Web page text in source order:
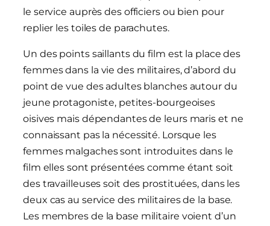
le service auprès des officiers ou bien pour
replier les toiles de parachutes.
Un des points saillants du film est la place des
femmes dans la vie des militaires, d’abord du
point de vue des adultes blanches autour du
jeune protagoniste, petites-bourgeoises
oisives mais dépendantes de leurs maris et ne
connaissant pas la nécessité. Lorsque les
femmes malgaches sont introduites dans le
film elles sont présentées comme étant soit
des travailleuses soit des prostituées, dans les
deux cas au service des militaires de la base.
Les membres de la base militaire voient d’un